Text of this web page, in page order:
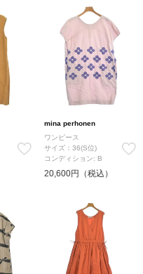
mina perhonen
ワンピース
サイズ：36(S位)
コンディション: B
20,600円（税込）